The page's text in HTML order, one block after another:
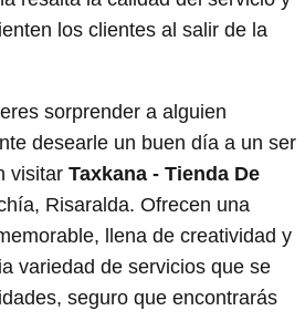
los clientes al salir de la
sorprender a alguien
desearle un buen día a un ser
visitar Taxkana - Tienda De
Risaralda. Ofrecen una
llena de creatividad y
variedad de servicios que se
seguro que encontrarás